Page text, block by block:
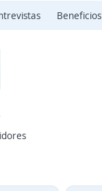
Beneficios